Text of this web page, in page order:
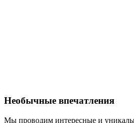
Необычные впечатления
Мы проводим интересные и